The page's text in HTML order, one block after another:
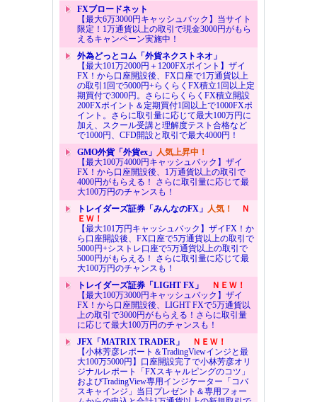
FXブロードネット
【最大6万3000円キャッシュバック】当サイト
限定！1万通貨以上の取引で現金3000円がもら
えるキャンペーン実施中！
外為どっとコム「外貨ネクストネオ」
【最大101万2000円＋1200FXポイント】ザイ
FX！から口座開設後、FX口座で1万通貨以上
の取引1回で5000円+らくらくFX積立1回以上定
期買付で3000円。さらにらくらくFX積立開設
200FXポイント＆定期買付1回以上で1000FXポ
イント。さらに取引量に応じて最大100万円に
加え、スクール受講と理解度テスト合格など
で1000円、CFD開設と取引で最大4000円！
GMO外貨「外貨ex」 人気上昇中！
【最大100万4000円キャッシュバック】ザイ
FX！から口座開設後、1万通貨以上の取引で
4000円がもらえる！ さらに取引量に応じて最
大100万円のチャンスも！
トレイダーズ証券「みんなのFX」 人気！
Ｎ
ＥＷ！
【最大101万円キャッシュバック】ザイFX！か
ら口座開設後、FX口座で5万通貨以上の取引で
5000円+シストレ口座で5万通貨以上の取引で
5000円がもらえる！ さらに取引量に応じて最
大100万円のチャンスも！
トレイダーズ証券「LIGHT FX」
ＮＥＷ！
【最大100万3000円キャッシュバック】ザイ
FX！から口座開設後、LIGHT FXで5万通貨以
上の取引で3000円がもらえる！さらに取引量
に応じて最大100万円のチャンスも！
JFX「MATRIX TRADER」
ＮＥＷ！
【小林芳彦レポート＆TradingViewインジと最
大100万5000円】口座開設完了で小林芳彦オリ
ジナルレポート「FXスキャルピングのコツ」
およびTradingView専用インジケーター「コバ
スキャインジ」当日プレゼント＆専用フォー